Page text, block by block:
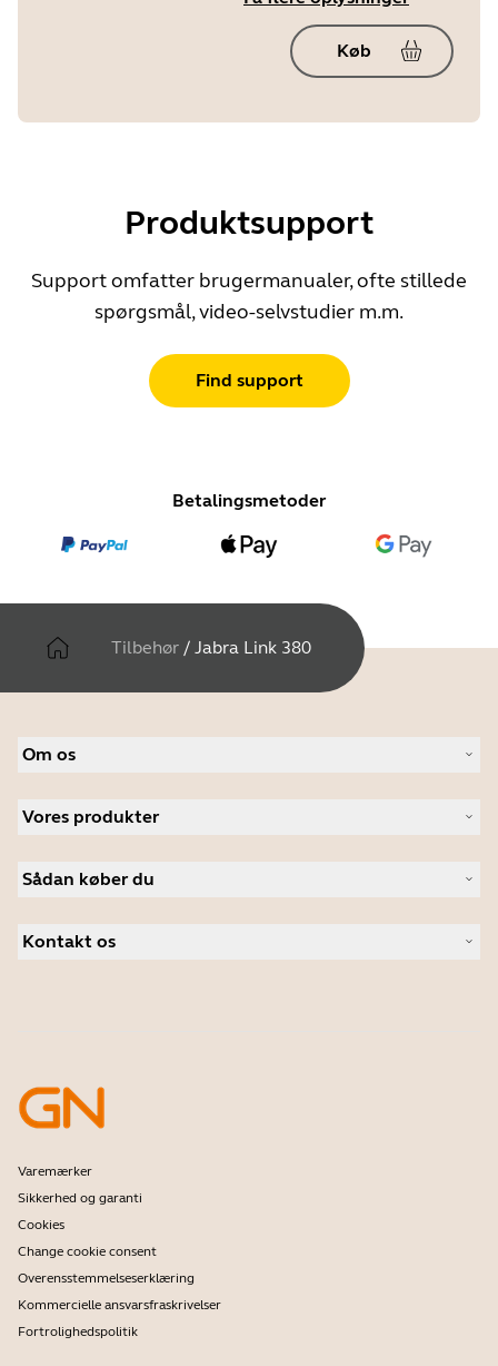
Køb
Produktsupport
Support omfatter brugermanualer, ofte stillede
spørgsmål, video-selvstudier m.m.
Find support
Betalingsmetoder
Tilbehør / Jabra Link 380
Om os
Karriere
Nyheder og pressemeddelelser
Følg med på vores blog
Casestudier
Vores produkter
Speakerphones
Personlige kameraer
Software
Sådan køber du
Distributører
Kontakt os
Udviklerprogram
Partnerprogram
Enterprises End-of-Life-politik
Varemærker
Sikkerhed og garanti
Cookies
Change cookie consent
Overensstemmelseserklæring
Kommercielle ansvarsfraskrivelser
Fortrolighedspolitik